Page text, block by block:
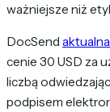
ważniejsze niż
DocSend
cenie 30 USD za
liczbą
podpisem